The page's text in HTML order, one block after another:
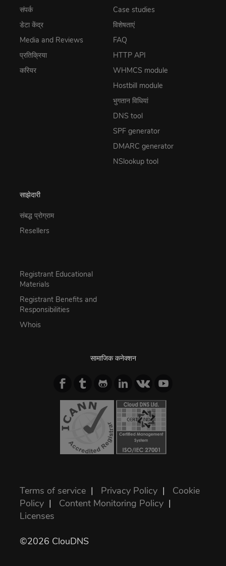
संपर्क
डेटा केंद्र
Media and Reviews
प्रतिक्रिया
करियर
Case studies
विशेषताएं
FAQ
HTTP API
WHMCS module
Hostbill module
भुगतान विधियां
DNS tool
SPF generator
DMARC generator
NSlookup tool
साझेदारी
संबद्ध प्रोग्राम
Resellers
Registrant Educational
Materials
Registrant Benefits and
Responsibilities
Whois
सामाजिक कनेक्शन
Terms of service | Privacy Policy | Cookie
Policy | Content Monitoring Policy |
Licenses
©2026 ClouDNS